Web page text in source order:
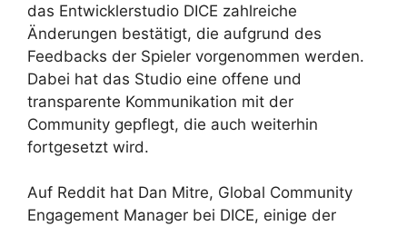
das Entwicklerstudio DICE zahlreiche
Änderungen bestätigt, die aufgrund des
Feedbacks der Spieler vorgenommen werden.
Dabei hat das Studio eine offene und
transparente Kommunikation mit der
Community gepflegt, die auch weiterhin
fortgesetzt wird.
Auf Reddit hat Dan Mitre, Global Community
Engagement Manager bei DICE, einige der